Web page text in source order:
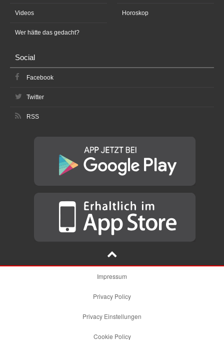
Videos
Wer hätte das gedacht?
Horoskop
Social
Facebook
Twitter
RSS
Impressum
Privacy Policy
Privacy Einstellungen
Cookie Policy